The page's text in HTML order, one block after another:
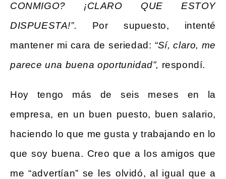
CONMIGO? ¡CLARO QUE ESTOY
DISPUESTA!”.
Por supuesto, intenté
mantener mi cara de seriedad: “Sí, claro, me
parece una buena oportunidad”, respondí.
Hoy tengo más de seis meses en la
empresa, en un buen puesto, buen salario,
haciendo lo que me gusta y trabajando en lo
que soy buena. Creo que a los amigos que
me “advertían” se les olvidó, al igual que a